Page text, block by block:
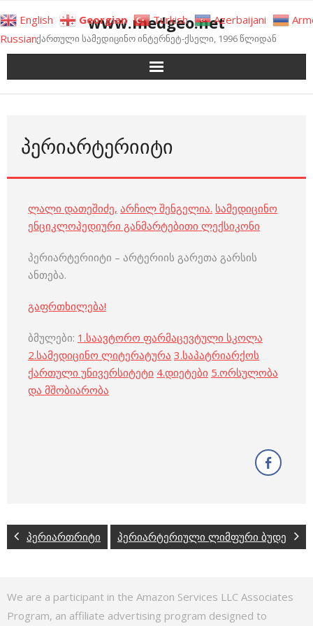
to
content
www.medgeo.net
ქართული სამედიცინო ინტერნეტ-ქსელი, 1996 წლიდან
ᲞᲔᲠᲘᲐᲠᲢᲔᲠᲘᲘᲢᲘ
ლალი დათეშიძე, არჩილ შენგელია. სამედიცინო
ენციკლოპედიური განმარტებითი ლექსიკონი
პერიარტერიიტი – არტერიის გარეთა გარსის
ანთება.
გაფრთხილება!
ბმულები: 1.საავტორო ფარმაცევტული სკოლა
2.სამედიცინო ლიტერატურა 3.საპატრიარქოს
ქართული უნივერსიტეტი 4.დიეტები 5.ორსულობა
და მშობიარობა
პერიართრიტი პერიარტერიული ლიმფური ბუდე
We are a participant in the Amazon Services LLC Associates
Program, an affiliate advertising program designed to
English Georgian Turkish Azerbaijani
Russian